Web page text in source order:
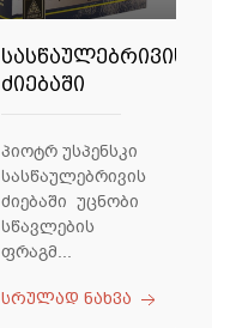
სასწაულებრივის
ძიებაში
პიოტრ უსპენსკი
სასწაულებრივის
ძიებაში უცნობი
სწავლების
ფრაგმ...
სრულად ნახვა